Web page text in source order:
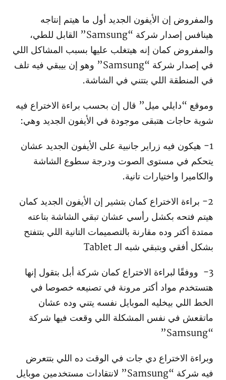
والمفروض إن الأيفون الجديد أول ما هيتم إنتاجه
هينافس إصدار شركة “Samsung” القابل للطي،
والمفروض كمان إنه هيتغلب عليها بسبب المشاكل اللي
في إصدار شركة “Samsung” وهو إن بيبقي فيه تلف
في المنطقة اللي بتتني في الشاشة.
وموقع “دايلي ميل” قال إن بحسب براءة الاختراع فيه
شوية حاجات هتبقى موجودة في الأيفون الجديد وهي:
1- هيكون فيه زراير جانبية على الأيفون الجديد عشان
يتحكم في مستوى الصوت ودرجة سطوع الشاشة
والكاميرا واختيارات تانية.
2- براءة الاختراع كمان بتشير إن الأيفون الجديد كمان
هيتم فتحه بكشل رأسي عشان تبقي الشاشة بتاعته
ممتدة أكتر وده مقارنة بالتصميمات التانية اللي بتتفتح
بشكل أفقي وبتبقي شبه الـ Tablet
3- ووفقًا لبراءة الاختراع كمان شركة أبل بتقول إنها
هتستخدم مواد أكتر مرونة في تصنيعه خصوصا في
الخط اللي بيخليه الموبايل نفسه يتني وده عشان
ماتقعش في نفس المشكلة اللي وقعت فيها شركة
“Samsung”
وبراءة الاختراع دي جات في الوقت ده اللي بتتعرض
فيه شركة “Samsung” لانتقادات مستخدمين موبايل